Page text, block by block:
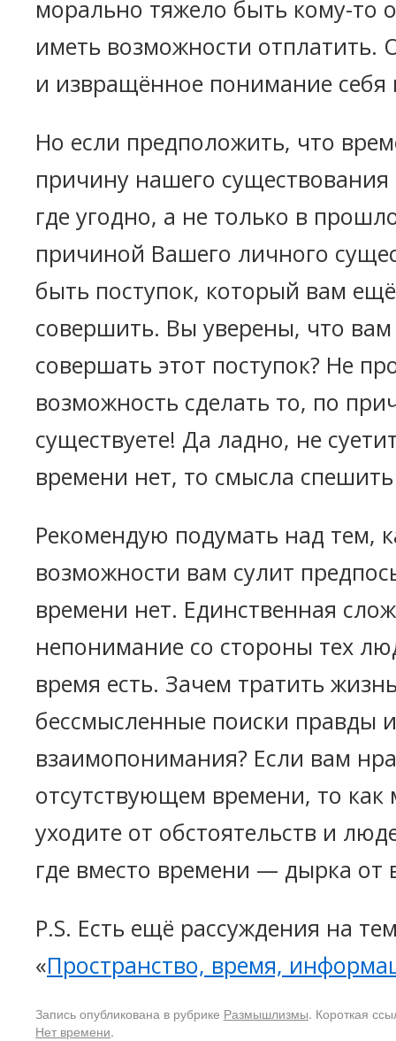
морально тяжело быть кому-то
иметь возможности отплатить.
и извращённое понимание
Но если предположить, что
причину нашего
где угодно, а не только в
причиной Вашего личного
быть поступок, который вам
совершить. Вы уверены, что вам
совершать этот поступок? Не
возможность сделать то, по
существуете! Да ладно, не
времени нет, то смысла
Рекомендую подумать над тем,
возможности вам сулит
времени нет. Единственная
непонимание со стороны тех
время есть. Зачем тратить
бессмысленные поиски правды и
взаимопонимания? Если вам
отсутствующем времени, то
уходите от обстоятельств и
где вместо времени — дырка от
P.S. Есть ещё рассуждения на
«Пространство, время,
Запись опубликована в рубрике Размышлизмы. Короткая
Нет времени.